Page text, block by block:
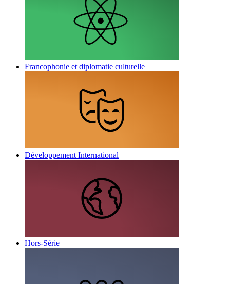
Francophonie et diplomatie culturelle
Développement International
Hors-Série